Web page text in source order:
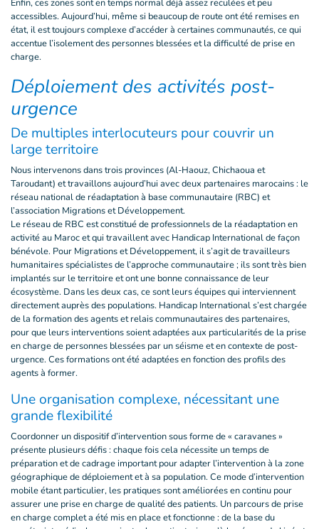
Enfin, ces zones sont en temps normal déjà assez reculées et peu
accessibles. Aujourd’hui, même si beaucoup de route ont été remises en
état, il est toujours complexe d’accéder à certaines communautés, ce qui
accentue l’isolement des personnes blessées et la difficulté de prise en
charge.
Déploiement des activités post-
urgence
De multiples interlocuteurs pour couvrir un
large territoire
Nous intervenons dans trois provinces (Al-Haouz, Chichaoua et
Taroudant) et travaillons aujourd’hui avec deux partenaires marocains : le
réseau national de réadaptation à base communautaire (RBC) et
l’association Migrations et Développement.
Le réseau de RBC est constitué de professionnels de la réadaptation en
activité au Maroc et qui travaillent avec Handicap International de façon
bénévole. Pour Migrations et Développement, il s’agit de travailleurs
humanitaires spécialistes de l’approche communautaire ; ils sont très bien
implantés sur le territoire et ont une bonne connaissance de leur
écosystème. Dans les deux cas, ce sont leurs équipes qui interviennent
directement auprès des populations. Handicap International s’est chargée
de la formation des agents et relais communautaires des partenaires,
pour que leurs interventions soient adaptées aux particularités de la prise
en charge de personnes blessées par un séisme et en contexte de post-
urgence. Ces formations ont été adaptées en fonction des profils des
agents à former.
Une organisation complexe, nécessitant une
grande flexibilité
Coordonner un dispositif d’intervention sous forme de « caravanes »
présente plusieurs défis : chaque fois cela nécessite un temps de
préparation et de cadrage important pour adapter l’intervention à la zone
géographique de déploiement et à sa population. Ce mode d’intervention
mobile étant particulier, les pratiques sont améliorées en continu pour
assurer une prise en charge de qualité des patients. Un parcours de prise
en charge complet a été mis en place et fonctionne : de la base du